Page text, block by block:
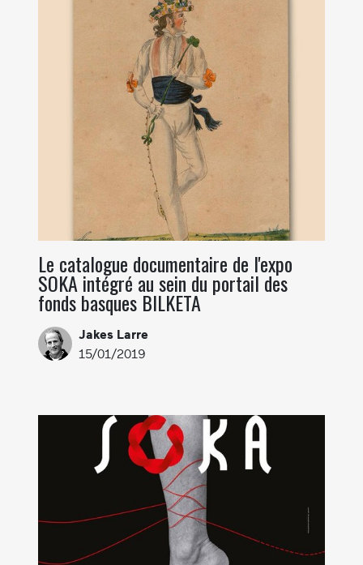
Le catalogue documentaire de l'expo
SOKA intégré au sein du portail des
fonds basques BILKETA
Jakes Larre
15/01/2019